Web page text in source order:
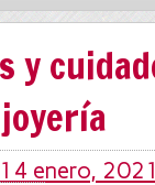
y
14 enero,